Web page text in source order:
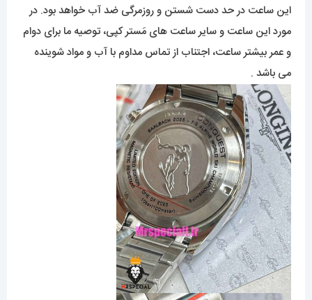
این ساعت در حد دست شستن و روزمرگی ضد آب خواهد بود. در
مورد این ساعت و سایر ساعت های مَستر کپی، توصیه ما برای دوام
و عمر بیشتر ساعت، اجتناب از تماس مداوم با آب و مواد شوینده
می باشد .